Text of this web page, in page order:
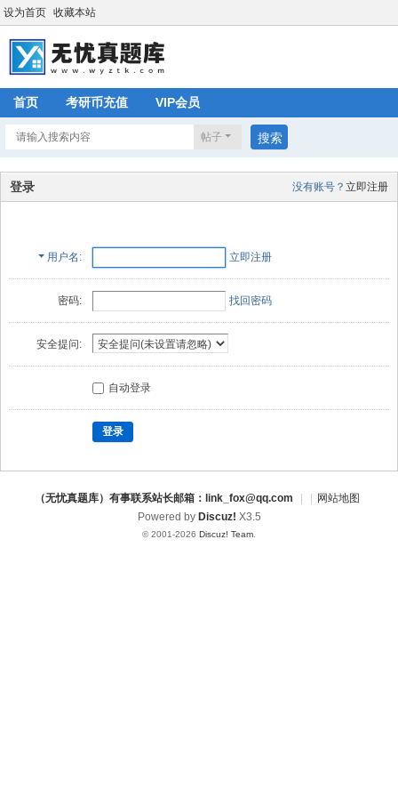
设为首页 收藏本站
首页 考研币充值 VIP会员
帖子 搜索
没有账号？ 立即注册
登录
用户名 立即注册
密码: 找回密码
安全提问:
自动登录
登录
（无忧真题库）有事联系站长邮箱：link_fox@qq.com
网站地图
Powered by Discuz! X3.5
© 2001-2026 Discuz! Team